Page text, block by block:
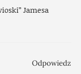
Jamesa
Odpowiedz